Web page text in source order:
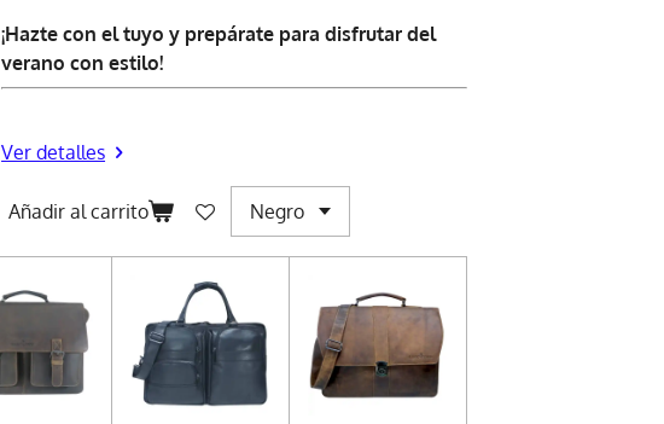
¡Hazte con el tuyo y prepárate para disfrutar del
verano con estilo!
Ver detalles
Añadir al carrito